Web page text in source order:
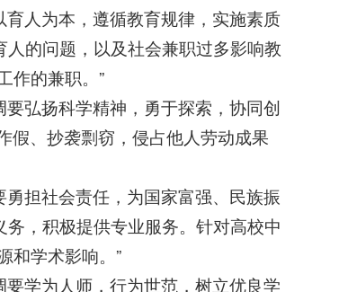
人为本，遵循教育规律，实施素质
的问题，以及社会兼职过多影响教
作的兼职。”
弘扬科学精神，勇于探索，协同创
假、抄袭剽窃，侵占他人劳动成果
担社会责任，为国家富强、民族振
，积极提供专业服务。针对高校中
和学术影响。”
学为人师，行为世范，树立优良学